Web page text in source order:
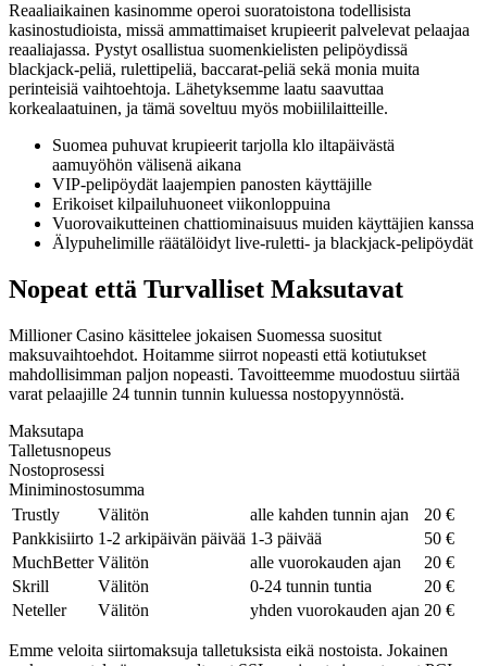
Reaaliaikainen kasinomme operoi suoratoistona todellisista
kasinostudioista, missä ammattimaiset krupieerit palvelevat pelaajaa
reaaliajassa. Pystyt osallistua suomenkielisten pelipöydissä
blackjack-peliä, rulettipeliä, baccarat-peliä sekä monia muita
perinteisiä vaihtoehtoja. Lähetyksemme laatu saavuttaa
korkealaatuinen, ja tämä soveltuu myös mobiililaitteille.
Suomea puhuvat krupieerit tarjolla klo iltapäivästä
aamuyöhön välisenä aikana
VIP-pelipöydät laajempien panosten käyttäjille
Erikoiset kilpailuhuoneet viikonloppuina
Vuorovaikutteinen chattiominaisuus muiden käyttäjien kanssa
Älypuhelimille räätälöidyt live-ruletti- ja blackjack-pelipöydät
Nopeat että Turvalliset Maksutavat
Millioner Casino käsittelee jokaisen Suomessa suositut
maksuvaihtoehdot. Hoitamme siirrot nopeasti että kotiutukset
mahdollisimman paljon nopeasti. Tavoitteemme muodostuu siirtää
varat pelaajille 24 tunnin tunnin kuluessa nostopyynnöstä.
Maksutapa
Talletusnopeus
Nostoprosessi
Miniminostosumma
Trustly
Välitön alle kahden tunnin ajan
20 €
Pankkisiirto 1-2 arkipäivän päivää 1-3 päivää
50 €
MuchBetter Välitön alle vuorokauden ajan
20 €
Skrill
Välitön 0-24 tunnin tuntia
20 €
Neteller
Välitön yhden vuorokauden ajan 20 €
Emme veloita siirtomaksuja talletuksista eikä nostoista. Jokainen